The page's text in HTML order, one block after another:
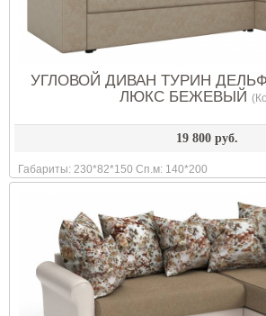
УГЛОВОЙ ДИВАН ТУРИН
ЛЮКС БЕЖЕВЫЙ
19 800 руб.
Габариты: 230*82*150 Сп.м: 140*200